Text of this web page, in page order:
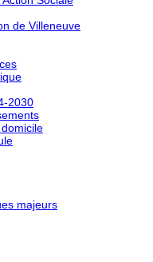
de Villeneuve
2030
majeurs